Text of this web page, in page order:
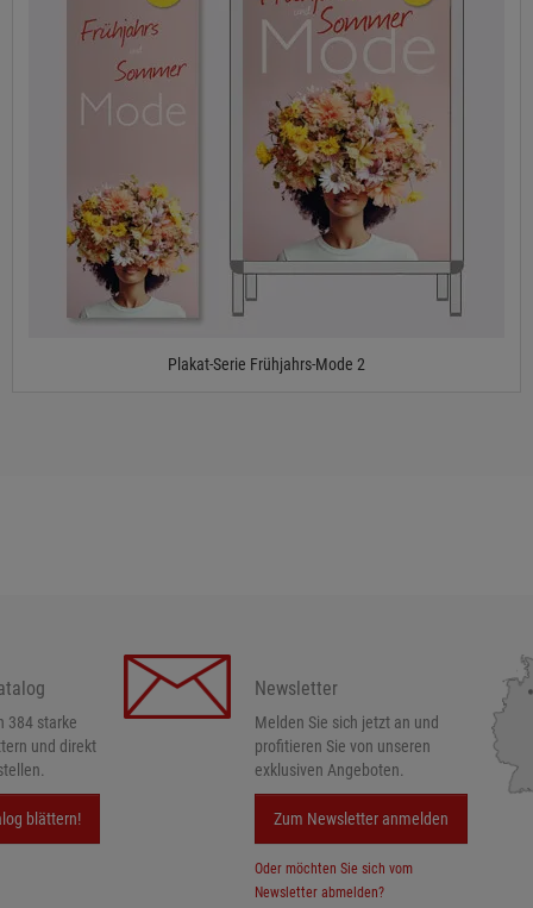
Plakat-Serie Frühjahrs-Mode 2
384 starke
und direkt
blättern!
Newsletter
Melden Sie sich jetzt an und
profitieren Sie von unseren
exklusiven Angeboten.
Zum Newsletter anmelden
Oder möchten Sie sich vom
Newsletter abmelden?